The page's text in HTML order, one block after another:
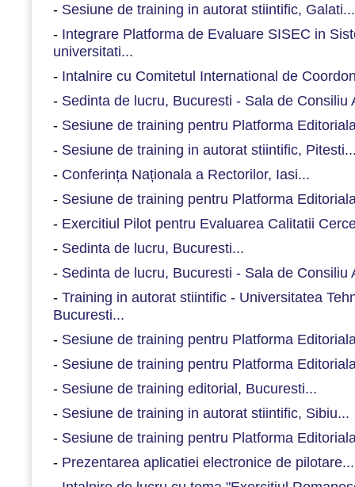
- Sesiune de training in autorat stiintific, Galati...
- Integrare Platforma de Evaluare SISEC in
universitati...
- Intalnire cu Comitetul International de
- Sedinta de lucru, Bucuresti - Sala de Consiliu
- Sesiune de training pentru Platforma
- Sesiune de training in autorat stiintific,
- Conferința Naționala a Rectorilor, Iasi...
- Sesiune de training pentru Platforma
- Exercitiul Pilot pentru Evaluarea Calitatii
- Sedinta de lucru, Bucuresti...
- Sedinta de lucru, Bucuresti - Sala de Consiliu
- Training in autorat stiintific - Universitatea
Bucuresti...
- Sesiune de training pentru Platforma
- Sesiune de training pentru Platforma
- Sesiune de training editorial, Bucuresti...
- Sesiune de training in autorat stiintific, Sibiu...
- Sesiune de training pentru Platforma
- Prezentarea aplicatiei electronice de pilotare...